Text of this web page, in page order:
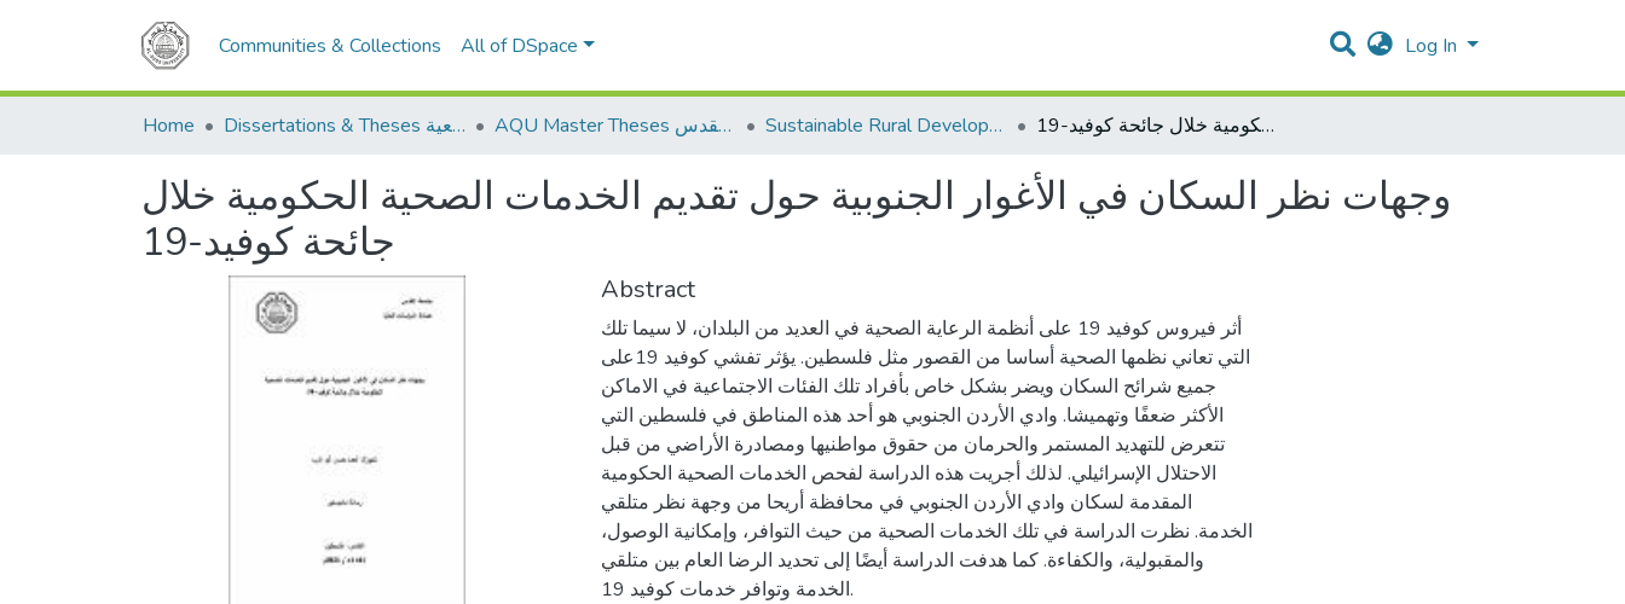
Communities & Collections All of DSpace Log In
Home Dissertations & Theses الرسائل الجامعية AQU Master Theses الرسائل الجامعية الخاصة بجامعة القدس Sustainable Rural Development التنمية الريفية المستدامة وجهات نظر السكان في الأغوار الجنوبية حول تقديم الخدمات الصحية الحكومية خلال جائحة كوفيد-19
وجهات نظر السكان في الأغوار الجنوبية حول تقديم الخدمات الصحية الحكومية خلال
جائحة كوفيد-19
Abstract
أثر فيروس كوفيد 19 على أنظمة الرعاية الصحية في العديد من البلدان، لا سيما تلك
التي تعاني نظمها الصحية أساسا من القصور مثل فلسطين. يؤثر تفشي كوفيد 19على
جميع شرائح السكان ويضر بشكل خاص بأفراد تلك الفئات الاجتماعية في الاماكن
الأكثر ضعفًا وتهميشا. وادي الأردن الجنوبي هو أحد هذه المناطق في فلسطين التي
تتعرض للتهديد المستمر والحرمان من حقوق مواطنيها ومصادرة الأراضي من قبل
الاحتلال الإسرائيلي. لذلك أجريت هذه الدراسة لفحص الخدمات الصحية الحكومية
المقدمة لسكان وادي الأردن الجنوبي في محافظة أريحا من وجهة نظر متلقي
الخدمة. نظرت الدراسة في تلك الخدمات الصحية من حيث التوافر، وإمكانية الوصول،
والمقبولية، والكفاءة. كما هدفت الدراسة أيضًا إلى تحديد الرضا العام بين متلقي
الخدمة وتوافر خدمات كوفيد 19.